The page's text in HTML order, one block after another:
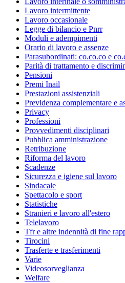
Lavoro intermittente
Lavoro occasionale
Legge di bilancio e Pnrr
Moduli e adempimenti
Orario di lavoro e assenze
Parasubordinati: co.co.co e
Parità di trattamento e
Pensioni
Premi Inail
Prestazioni assistenziali
Previdenza complementare e
Privacy
Professioni
Provvedimenti disciplinari
Pubblica amministrazione
Retribuzione
Riforma del lavoro
Scadenze
Sicurezza e igiene sul lavoro
Sindacale
Spettacolo e sport
Statistiche
Stranieri e lavoro all'estero
Telelavoro
Tfr e altre indennità di fine
Tirocini
Trasferte e trasferimenti
Varie
Videosorveglianza
Welfare